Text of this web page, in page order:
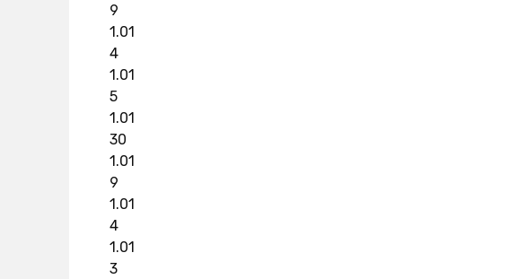
9
1.01
4
1.01
5
1.01
30
1.01
9
1.01
4
1.01
3